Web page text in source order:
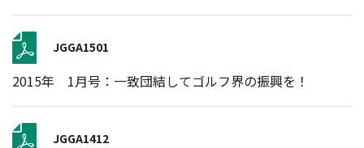
JGGA1501
2015年 1月号：一致団結してゴルフ界の振興を！
JGGA1412